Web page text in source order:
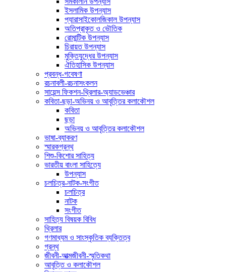
ইসলামিক উপন্যাস
প্যারাসাইকোলজিকাল উপন্যাস
অতিপ্রাকৃত ও ভৌতিক
রোমান্টিক উপন্যাস
চিরায়ত উপন্যাস
মুক্তিযুদ্ধের উপন্যাস
ঐতিহাসিক উপন্যাস
প্রবন্ধ-গবেষণা
রচনাবলী-রচনাসংকলন
সায়েন্স ফিকশন-থ্রিলার-অ্যাডভেঞ্চার
কবিতা-ছড়া-অভিনয় ও আবৃত্তির কলাকৌশল
কবিতা
ছড়া
অভিনয় ও আবৃত্তির কলাকৌশল
ভাষা-ব্যাকরণ
স্মারকগ্রন্থ
শিশু-কিশোর সাহিত্য
ভারতীয় বাংলা সাহিত্যে
উপন্যাস
চলচিত্র-নাটক-সংগীত
চলচিত্র
নাটক
সংগীত
সাহিত্য বিষয়ক বিবিধ
থ্রিলার
গণমাধ্যম ও সাংস্কৃতিক ব্যক্তিত্ব
গ্রন্থ
জীবনী-আত্মজীবনী-স্মৃতিকথা
আবৃত্তি ও কলাকৌশল